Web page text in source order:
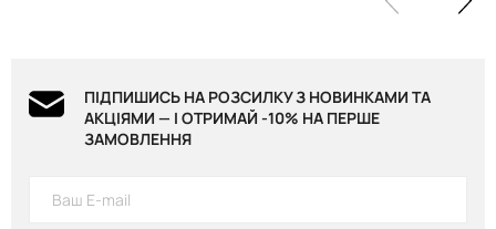
ПІДПИШИСЬ НА РОЗСИЛКУ З НОВИНКАМИ ТА
АКЦІЯМИ — І ОТРИМАЙ -10% НА ПЕРШЕ
ЗАМОВЛЕННЯ